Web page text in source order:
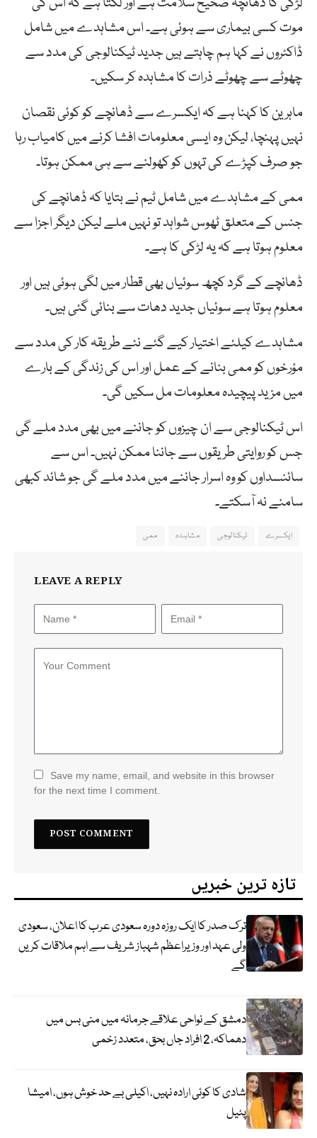
موت کسی بیماری سے ہوئی ہے۔ اس مشاہدے میں شامل
ڈاکٹروں نے کہا ہم چاہتے ہیں جدید ٹیکنالوجی کی مدد سے
چھوٹے سے چھوٹے ذرات کا مشاہدہ کر سکیں۔
ماہرین کا کہنا ہے کہ ایکسرے سے ڈھانچے کو کوئی نقصان
نہیں پہنچا، لیکن وہ ایسی معلومات افشا کرنے میں کامیاب رہا
جو صرف کپڑے کی تہوں کو کھولنے سے ہی ممکن ہوتا۔
ممی کے مشاہدے میں شامل ٹیم نے بتایا کہ ڈھانچے کی
جنس کے متعلق ٹھوس شواہد تو نہیں ملے لیکن دیگر اجزا سے
معلوم ہوتا ہے کہ یہ لڑکی کا ہے۔
ڈھانچے کے گرد کچھ سوئیاں بھی قطار میں لگی ہوئی ہیں اور
معلوم ہوتا ہے سوئیاں جدید دھات سے بنائی گئی ہیں۔
مشاہدے کیلئے اختیار کیے گئے نئے طریقہ کار کی مدد سے
مؤرخوں کو ممی بنانے کے عمل اور اس کی زندگی کے بارے
میں مزید پیچیدہ معلومات مل سکیں گی۔
اس ٹیکنالوجی سے ان چیزوں کو جاننے میں بھی مدد ملے گی
جس کو روایتی طریقوں سے جاننا ممکن نہیں۔ اس سے
سائنسداوں کو وہ اسرار جاننے میں مدد ملے گی جو شائد کبھی
سامنے نہ آسکتے۔
ایکسرے ٹیکنالوجی مشاہدہ ممی
LEAVE A REPLY
Save my name, email, and website in this browser
for the next time I comment.
تازہ ترین خبریں
ترک صدر کا ایک روزہ دورہ سعودی عرب کا اعلان، سعودی
ولی عہد اور وزیراعظم شہباز شریف سے اہم ملاقات کریں
گے
دمشق کے نواحی علاقے جرمانہ میں منی بس میں
دھماکہ، 2 افراد جاں بحق، متعدد زخمی
شادی کا کوئی ارادہ نہیں، اکیلی بے حد خوش ہوں، امیشا
پٹیل